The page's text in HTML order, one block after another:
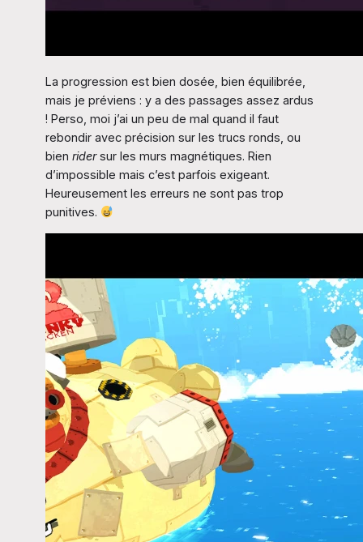
La progression est bien dosée, bien équilibrée,
mais je préviens : y a des passages assez ardus
! Perso, moi j’ai un peu de mal quand il faut
rebondir avec précision sur les trucs ronds, ou
bien ridersur les murs magnétiques. Rien
d’impossible mais c’est parfois exigeant.
Heureusement les erreurs ne sont pas trop
punitives.